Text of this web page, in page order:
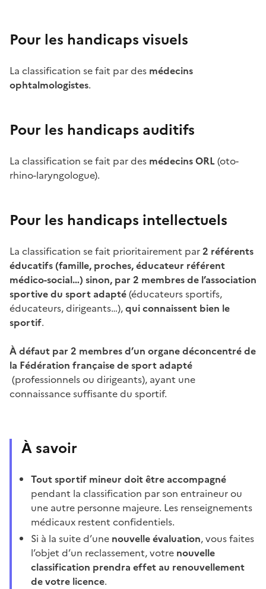
Pour les handicaps visuels
La classification se fait par des médecins
ophtalmologistes.
Pour les handicaps auditifs
La classification se fait par des médecins ORL(oto-
rhino-laryngologue).
Pour les handicaps intellectuels
La classification se fait prioritairement par2 référents
éducatifs (famille, proches, éducateur référent
médico-social…) sinon, par 2 membres de l’association
sportive du sport adapté(éducateurs sportifs,
éducateurs, dirigeants…),qui connaissent bien le
sportif.
À défaut par 2 membres d’un organe déconcentré de
la Fédération française de sport adapté
(professionnels ou dirigeants), ayant une
connaissance suffisante du sportif.
À savoir
Tout sportif mineur doit être accompagné
pendant la classification par son entraineur ou
une autre personne majeure. Les renseignements
médicaux restent confidentiels.
Si à la suite d’une nouvelle évaluation, vous faites
l’objet d’un reclassement, votre nouvelle
classification prendra effet au renouvellement
de votre licence.